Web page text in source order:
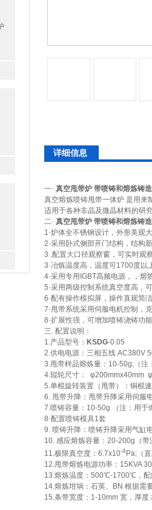
详细信息
一· 真空甩带炉 带喷铸和熔炼铸
真空熔炼喷铸甩带一体炉 是用来
适用于各种非晶及微晶材料的研
二· 真空甩带炉 带喷铸和熔炼铸
1·炉体全不锈钢设计，外形美观
2·采用卧式侧部开门结构，结构
3 .配置大口径观察窗，可实时观
3·冶炼温度高，温度可1700度以
4·采用专用IGBT高频电源，，熔
5·采用两级控制系统真空度高，
6·配有操作模拟屏，操作直观简洁
7·甩带系统采用伺服电机控制，
8·扩展性强，可增加喷铸浇铸功能
三. 配置说明：
1.产品型号： KSDG-0.05
2.供电电源：三相五线 AC380V
3.甩带样品熔炼量：10-50g;（注
4.辊轮尺寸： φ200mmx40mm
5.单棍旋转装置（甩带）：铜棍
6. 甩带升降：甩带升降采用伺服
7.喷铸容量：10-50g （注：用于
8·配置喷铸模具1套
9. 喷铸升降：喷铸升降采用气缸
10. 感应熔炼容量：20-200g（带
11.极限真空度：6.7x10-4Pa;（
12.甩带熔炼电源功率：15KVA
13.熔炼温度：500℃-1700℃，
14.熔炼坩埚：石英、BN 根据需
15.条带宽度：1-10mm 宽，厚度